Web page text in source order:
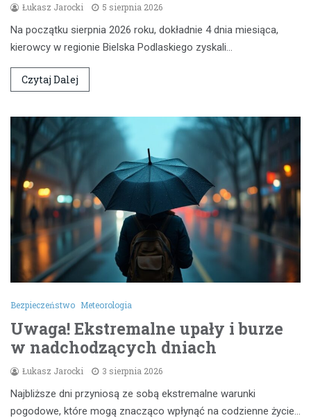
Łukasz Jarocki 5 sierpnia 2026
Na początku sierpnia 2026 roku, dokładnie 4 dnia miesiąca,
kierowcy w regionie Bielska Podlaskiego zyskali…
Czytaj Dalej
Bezpieczeństwo Meteorologia
Uwaga! Ekstremalne upały i burze
w nadchodzących dniach
Łukasz Jarocki 3 sierpnia 2026
Najbliższe dni przyniosą ze sobą ekstremalne warunki
pogodowe, które mogą znacząco wpłynąć na codzienne życie…